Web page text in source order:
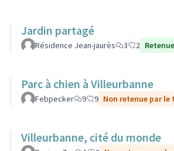
Jardin partagé
Résidence Jean-jaurès 3 2
Parc à chien à Villeurbanne
Febpecker 9 9 Non retenue par
Villeurbanne, cité du monde